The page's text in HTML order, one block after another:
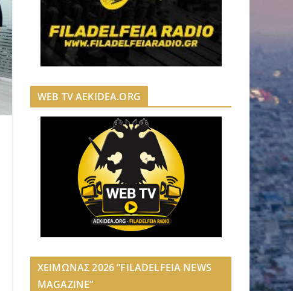
WEB TV AEKIDEA.ORG
ΧΕΙΜΩΝΑΣ 2026 “FILADELFEIA NEWS
MAGAZINE”